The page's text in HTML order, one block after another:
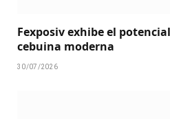
Fexposiv exhibe el
cebuina moderna
30/07/2026